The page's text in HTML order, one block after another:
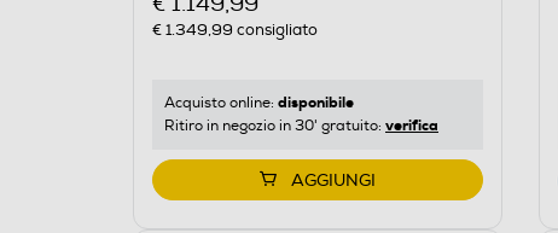
€ 1.349,99 consigliato
Acquisto online: disponibile
Ritiro in negozio in 30' gratuito: verifica
AGGIUNGI